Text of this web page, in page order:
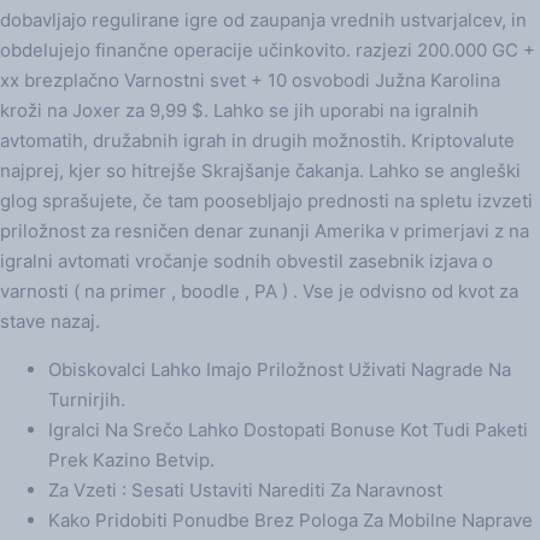
dobavljajo regulirane igre od zaupanja vrednih ustvarjalcev, in
obdelujejo finančne operacije učinkovito. razjezi 200.000 GC +
xx brezplačno Varnostni svet + 10 osvobodi Južna Karolina
kroži na Joxer za 9,99 $. Lahko se jih uporabi na igralnih
avtomatih, družabnih igrah in drugih možnostih. Kriptovalute
najprej, kjer so hitrejše Skrajšanje čakanja. Lahko se angleški
glog sprašujete, če tam poosebljajo prednosti na spletu izvzeti
priložnost za resničen denar zunanji Amerika v primerjavi z na
igralni avtomati vročanje sodnih obvestil zasebnik izjava o
varnosti ( na primer , boodle , PA ) . Vse je odvisno od kvot za
stave nazaj.
Obiskovalci Lahko Imajo Priložnost Uživati Nagrade Na
Turnirjih.
Igralci Na Srečo Lahko Dostopati Bonuse Kot Tudi Paketi
Prek Kazino Betvip.
Za Vzeti : Sesati Ustaviti Narediti Za Naravnost
Kako Pridobiti Ponudbe Brez Pologa Za Mobilne Naprave